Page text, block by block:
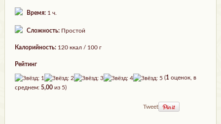
Время:1 ч.
Сложность:Простой
Калорийность:120 ккал / 100 г
Рейтинг
(1 оценок, в
среднем: 5,00из 5)
Tweet